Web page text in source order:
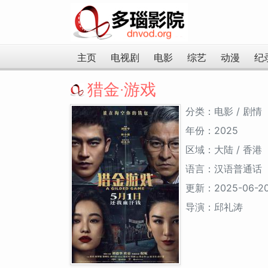
主页 电视剧 电影 综艺 动漫 纪
猎金·游戏
分类：电影 / 剧情
年份：2025
区域：大陆 / 香港
语言：汉语普通话
更新：2025-06-
导演：邱礼涛